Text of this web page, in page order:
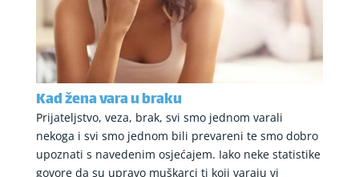
Kad žena vara u braku
Prijateljstvo, veza, brak, svi smo jednom varali
nekoga i svi smo jednom bili prevareni te smo dobro
upoznati s navedenim osjećajem. Iako neke statistike
govore da su upravo muškarci ti koji varaju vi